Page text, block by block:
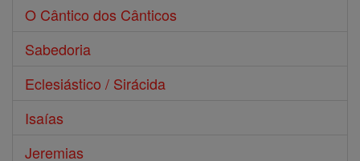
O Cântico dos Cânticos
Sabedoria
Eclesiástico / Sirácida
Isaías
Jeremias